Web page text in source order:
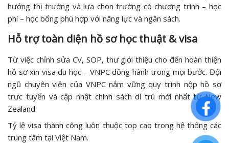
hướng thị trường và lựa chọn trường có chương trình – học
phí – học bổng phù hợp với năng lực và ngân sách.
Hỗ trợ toàn diện hồ sơ học thuật & visa
Từ việc chỉnh sửa CV, SOP, thư giới thiệu cho đến hoàn thiện
hồ sơ xin visa du học – VNPC đồng hành trong mọi bước. Đội
ngũ chuyên viên của VNPC nắm vững quy trình nộp hồ sơ
trực tuyến và cập nhật chính sách di trú mới nhất từ New
Zealand.
Tỷ lệ visa thành công luôn thuộc top cao trong hệ thống các
trung tâm tại Việt Nam.